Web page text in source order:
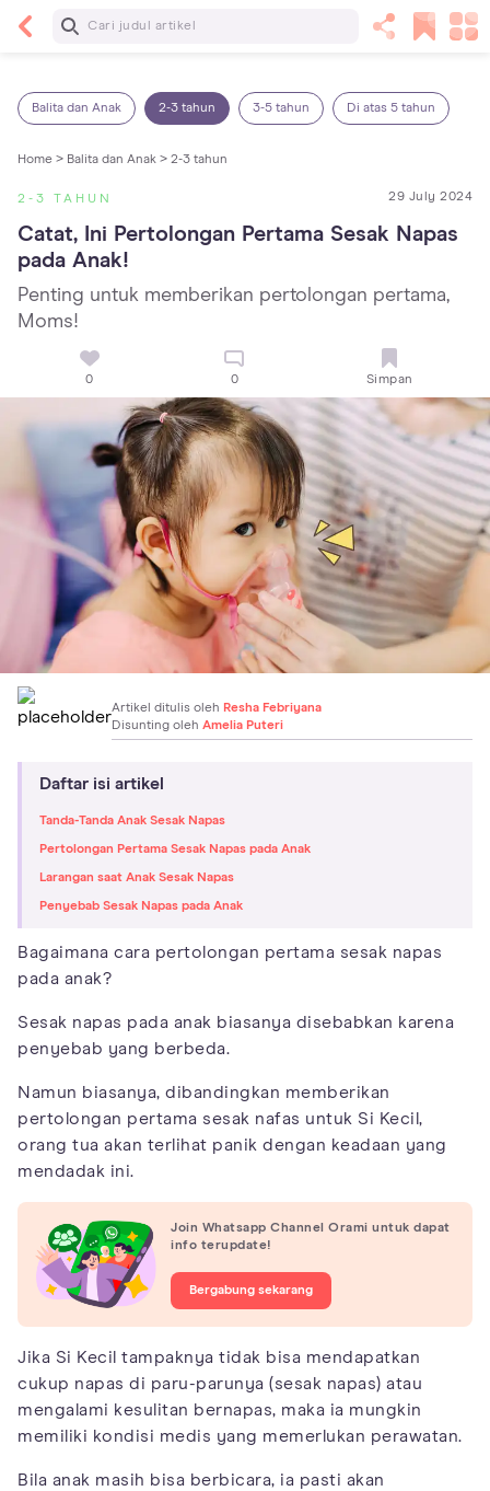
Baca Selanjutnya
Balita dan Anak 2-3 tahun 3-5 tahun Di atas 5 tahun
Home > Balita dan Anak > 2-3 tahun
2-3 TAHUN 29 July 2024
Catat, Ini Pertolongan Pertama Sesak Napas
pada Anak!
Penting untuk memberikan pertolongan pertama,
Moms!
0 0 Simpan
Artikel ditulis oleh Resha Febriyana
Disunting oleh Amelia Puteri
Daftar isi artikel
Tanda-Tanda Anak Sesak Napas
Pertolongan Pertama Sesak Napas pada Anak
Larangan saat Anak Sesak Napas
Penyebab Sesak Napas pada Anak
Bagaimana cara pertolongan pertama sesak napas
pada anak?
Sesak napas pada anak biasanya disebabkan karena
penyebab yang berbeda.
Namun biasanya, dibandingkan memberikan
pertolongan pertama sesak nafas untuk Si Kecil,
orang tua akan terlihat panik dengan keadaan yang
mendadak ini.
Join Whatsapp Channel Orami untuk dapat
info terupdate!
Bergabung sekarang
Jika Si Kecil tampaknya tidak bisa mendapatkan
cukup napas di paru-parunya (sesak napas) atau
mengalami kesulitan bernapas, maka ia mungkin
memiliki kondisi medis yang memerlukan perawatan.
Bila anak masih bisa berbicara, ia pasti akan